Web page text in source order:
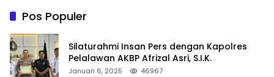
Pos Populer
Silaturahmi Insan Pers dengan Kapolres
Pelalawan AKBP Afrizal Asri, S.I.K.
Januari 6, 2025 46967